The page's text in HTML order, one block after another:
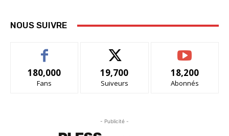
NOUS SUIVRE
180,000
Fans
19,700
Suiveurs
18,200
Abonnés
- Publicité -